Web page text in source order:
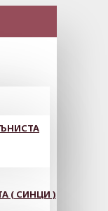
( СИНЦИ )